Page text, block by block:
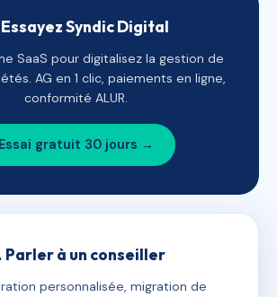
Syndic Digital
SaaS pour digitalisez la gestion de
AG en 1 clic, paiements en ligne,
conformité ALUR.
Essai gratuit 30 jours →
Parler à un conseiller
personnalisée, migration de